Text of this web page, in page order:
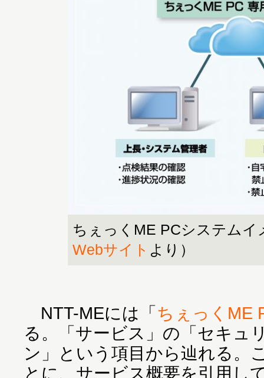
ちぇっくME PCシステムイ
Webサイト より）
NTT-MEには「ちぇっくME
る。「サービス」の「セキュ
ン」という項目から辿れる。
とに、サービス概要を引用し